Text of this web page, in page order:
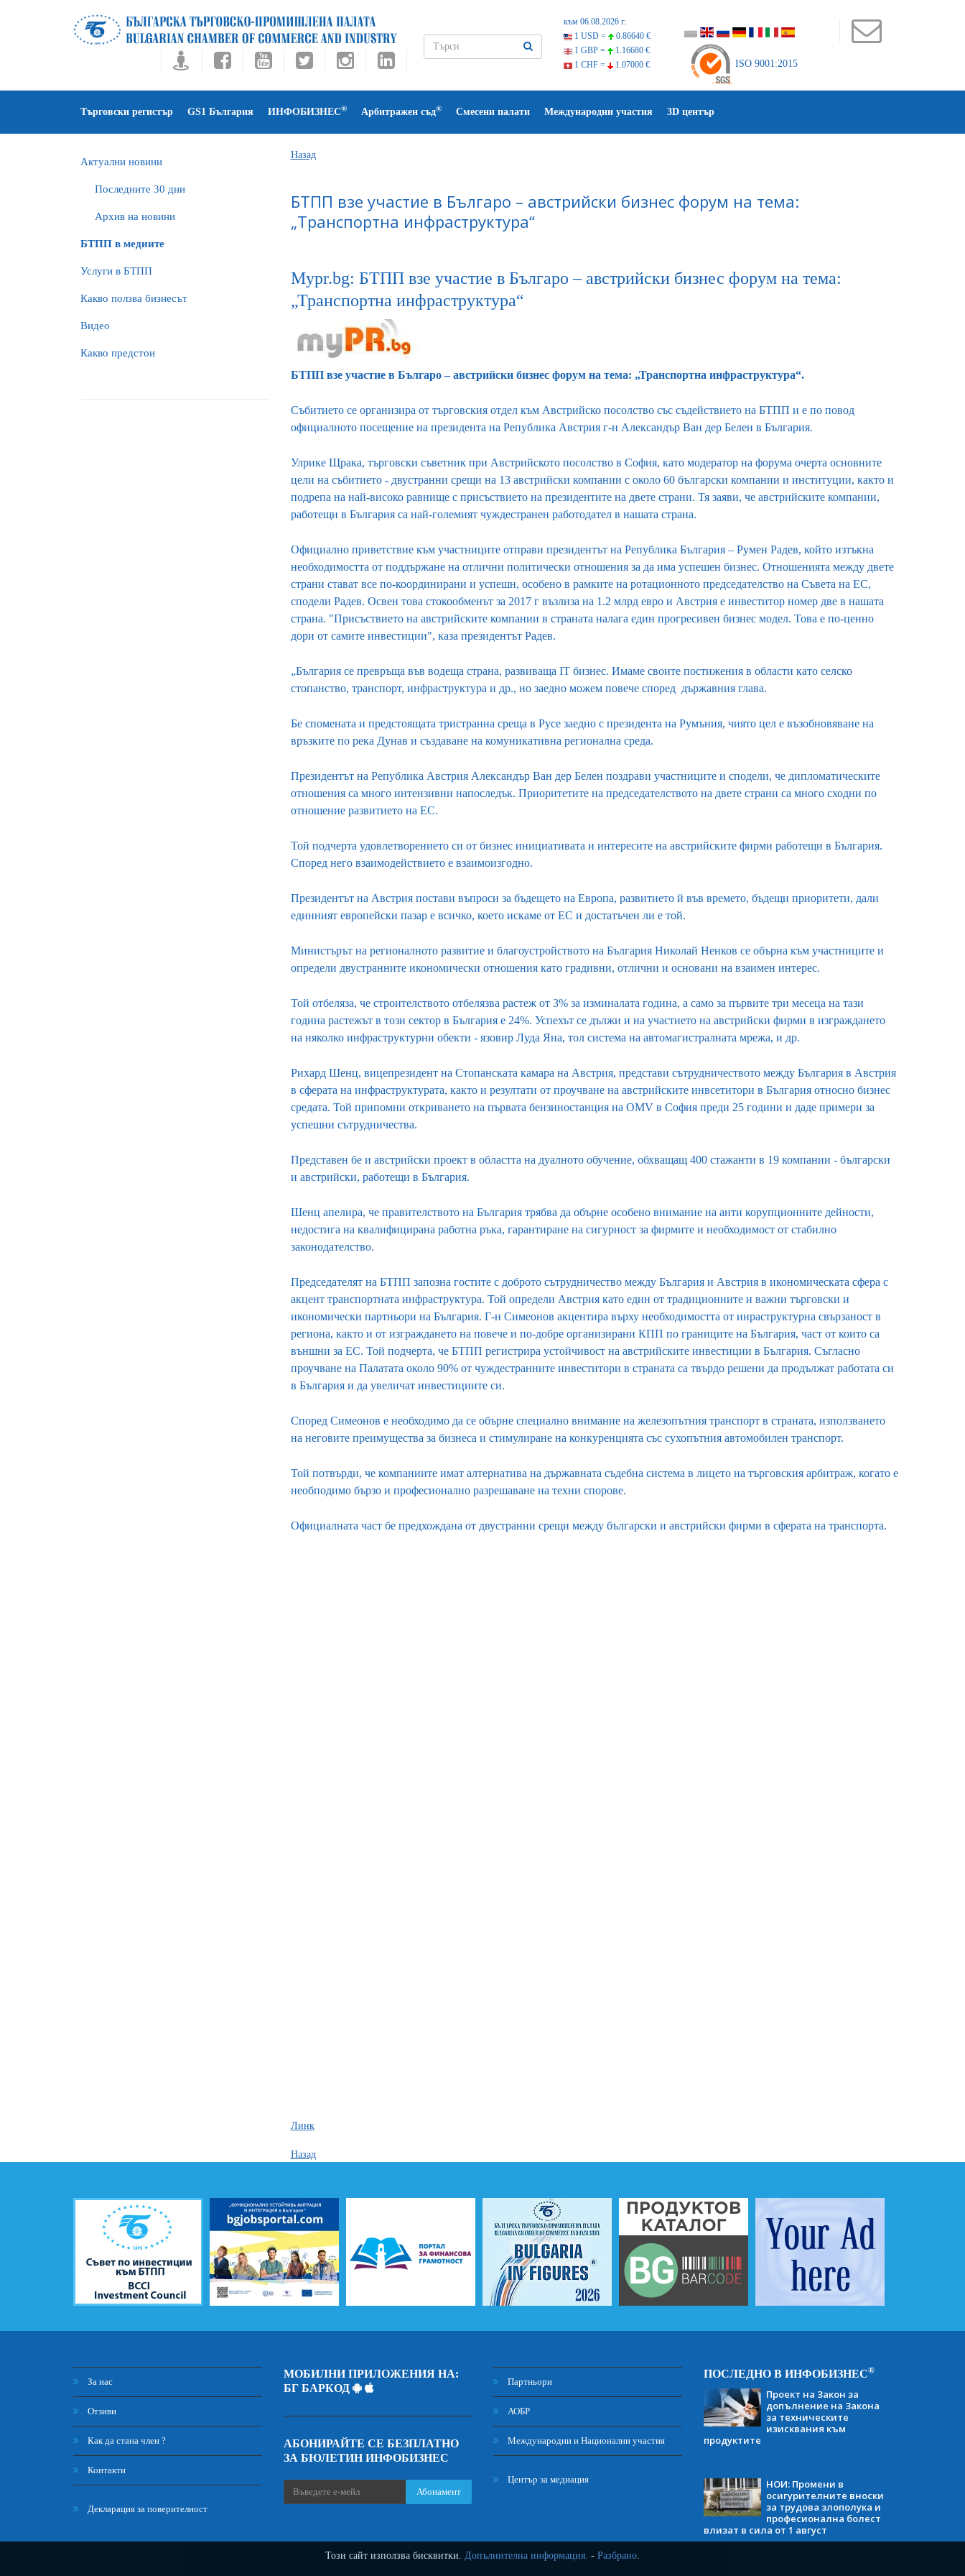
Този сайт използва бисквитки. Допълнителна информация. - Разбрано.
към 06.08.2026 г.
1 USD =
0.86640 €
1 GBP =
1.16680 €
1 CHF =
1.07000 € ISO 9001:2015
Търговски регистър GS1 България ИНФОБИЗНЕС® Арбитражен съд® Смесени палати Международни участия 3D център
Актуални новини
Последните 30 дни
Архив на новини
БTПП в медиите
Услуги в БТПП
Какво ползва бизнесът
Видео
Какво предстои
Назад
БТПП взе участие в Българо – австрийски бизнес форум на тема:
„Транспортна инфраструктура“
Mypr.bg: БТПП взе участие в Българо – австрийски бизнес форум на тема:
„Транспортна инфраструктура“
БТПП взе участие в Българо – австрийски бизнес форум на тема: „Транспортна инфраструктура“.
Събитието се организира от търговския отдел към Австрийско посолство със съдействието на БТПП и е по повод
официалното посещение на президента на Република Австрия г-н Александър Ван дер Белен в България.
Улрике Щрака, търговски съветник при Австрийското посолство в София, като модератор на форума очерта основните
цели на събитието - двустранни срещи на 13 австрийски компании с около 60 български компании и институции, както и
подрепа на най-високо равнище с присъствието на президентите на двете страни. Тя заяви, че австрийските компании,
работещи в България са най-големият чуждестранен работодател в нашата страна.
Официално приветствие към участниците отправи президентът на Република България – Румен Радев, който изтъкна
необходимостта от поддържане на отлични политически отношения за да има успешен бизнес. Отношенията между двете
страни стават все по-координирани и успешн, особено в рамките на ротационното председателство на Съвета на ЕС,
сподели Радев. Освен това стокообменът за 2017 г възлиза на 1.2 млрд евро и Австрия е инвеститор номер две в нашата
страна. "Присъствието на австрийските компании в страната налага един прогресивен бизнес модел. Това е по-ценно
дори от самите инвестиции", каза президентът Радев.
„България се превръща във водеща страна, развиваща IT бизнес. Имаме своите постижения в области като селско
стопанство, транспорт, инфраструктура и др., но заедно можем повече според държавния глава.
Бе спомената и предстоящата тристранна среща в Русе заедно с президента на Румъния, чиято цел е възобновяване на
връзките по река Дунав и създаване на комуникативна регионална среда.
Президентът на Република Австрия Александър Ван дер Белен поздрави участниците и сподели, че дипломатическите
отношения са много интензивни напоследък. Приоритетите на председателството на двете страни са много сходни по
отношение развитието на ЕС.
Той подчерта удовлетворението си от бизнес инициативата и интересите на австрийските фирми работещи в България.
Според него взаимодействието е взаимоизгодно.
Президентът на Австрия постави въпроси за бъдещето на Европа, развитието й във времето, бъдещи приоритети, дали
единният европейски пазар е всичко, което искаме от ЕС и достатъчен ли е той.
Министърът на регионалното развитие и благоустройството на България Николай Ненков се обърна към участниците и
определи двустранните икономически отношения като градивни, отлични и основани на взаимен интерес.
Той отбеляза, че строителството отбелязва растеж от 3% за изминалата година, а само за първите три месеца на тази
година растежът в този сектор в България е 24%. Успехът се дължи и на участието на австрийски фирми в изграждането
на няколко инфраструктурни обекти - язовир Луда Яна, тол система на автомагистралната мрежа, и др.
Рихард Шенц, вицепрезидент на Стопанската камара на Австрия, представи сътрудничеството между България в Австрия
в сферата на инфраструктурата, както и резултати от проучване на австрийските инвсетитори в България относно бизнес
средата. Той припомни откриването на първата бензиностанция на OMV в София преди 25 години и даде примери за
успешни сътрудничества.
Представен бе и австрийски проект в областта на дуалното обучение, обхващащ 400 стажанти в 19 компании - български
и австрийски, работещи в България.
Шенц апелира, че правителството на България трябва да обърне особено внимание на анти корупционните дейности,
недостига на квалифицирана работна ръка, гарантиране на сигурност за фирмите и необходимост от стабилно
законодателство.
Председателят на БТПП запозна гостите с доброто сътрудничество между България и Австрия в икономическата сфера с
акцент транспортната инфраструктура. Той определи Австрия като един от традиционните и важни търговски и
икономически партньори на България. Г-н Симеонов акцентира върху необходимостта от инраструктурна свързаност в
региона, както и от изграждането на повече и по-добре организирани КПП по границите на България, част от които са
външни за ЕС. Той подчерта, че БТПП регистрира устойчивост на австрийските инвестиции в България. Съгласно
проучване на Палатата около 90% от чуждестранните инвеститори в страната са твърдо решени да продължат работата си
в България и да увеличат инвестициите си.
Според Симеонов е необходимо да се обърне специално внимание на железопътния транспорт в страната, използването
на неговите преимущества за бизнеса и стимулиране на конкуренцията със сухопътния автомобилен транспорт.
Той потвърди, че компаниите имат алтернатива на държавната съдебна система в лицето на търговския арбитраж, когато е
необподимо бързо и професионално разрешаване на техни спорове.
Официалната част бе предхождана от двустранни срещи между български и австрийски фирми в сферата на транспорта.
Линк
Назад
За нас
Отзиви
Как да стана член ?
Контакти
Декларация за поверителност
МОБИЛНИ ПРИЛОЖЕНИЯ НА:
БГ БАРКОД
АБОНИРАЙТЕ СЕ БЕЗПЛАТНО
ЗА БЮЛЕТИН ИНФОБИЗНЕС
Абонамент
Партньори
АОБР
Международни и Национални участия
Център за медиация
ПОСЛЕДНО В ИНФОБИЗНЕС®
Проект на Закон за
допълнение на Закона
за техническите
изисквания към
продуктите
НОИ: Промени в
осигурителните вноски
за трудова злополука и
професионална болест
влизат в сила от 1 август